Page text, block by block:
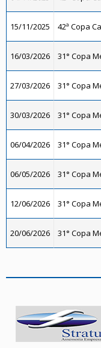
15/11/2025 42ª Copa
16/03/2026 31° Copa
27/03/2026 31° Copa
30/03/2026 31° Copa
06/04/2026 31° Copa
06/05/2026 31° Copa
12/06/2026 31° Copa
20/06/2026 31° Copa